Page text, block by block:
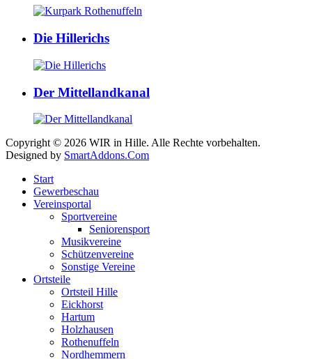
Die Hillerichs
Der Mittellandkanal
Copyright © 2026 WIR in Hille. Alle Rechte vorbehalten.
Designed by SmartAddons.Com
Start
Gewerbeschau
Vereinsportal
Sportvereine
Seniorensport
Musikvereine
Schützenvereine
Sonstige Vereine
Ortsteile
Ortsteil Hille
Eickhorst
Hartum
Holzhausen
Rothenuffeln
Nordhemmern